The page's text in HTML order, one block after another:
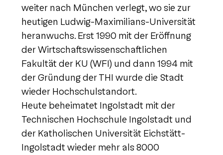
weiter nach München verlegt, wo sie zur
heutigen Ludwig-Maximilians-Universität
heranwuchs. Erst 1990 mit der Eröffnung
der Wirtschaftswissenschaftlichen
Fakultät der KU (WFI) und dann 1994 mit
der Gründung der THI wurde die Stadt
wieder Hochschulstandort.
Heute beheimatet Ingolstadt mit der
Technischen Hochschule Ingolstadt und
der Katholischen Universität Eichstätt-
Ingolstadt wieder mehr als 8000